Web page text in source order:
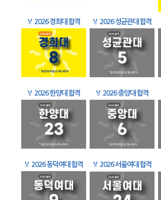
🏅 2026 경희대 합격 🏅 2026 성균관대 합격
🏅 2026 한양대 합격 🏅 2026 중앙대 합격
🏅 2026 동덕여대 합격 🏅 2026 서울여대 합격